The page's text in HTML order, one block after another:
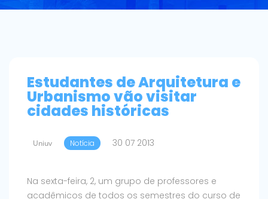
Estudantes de Arquitetura e
Urbanismo vão visitar
cidades históricas
Uniuv Notícia 30 07 2013
Na sexta-feira, 2, um grupo de professores e
acadêmicos de todos os semestres do curso de